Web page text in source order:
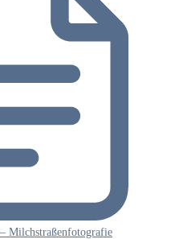
Milchstraßenfotografie